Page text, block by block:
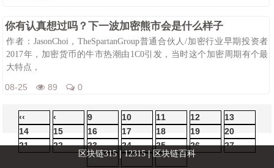
你有认真想过吗？下一波加密熊市会是什么样子
作者：JasonChoi，TheSpartanGroup普通合伙人/加密行业早期投资者
2017年，加密货币的牛市热潮由1C0引发，当时这个加密周期有个最
大特点，
08-25 89 0
‹‹ ‹ 9 10 11 12
13
14
15 16 17 18 19
20
21
22 23 24 25 26
27
28
››
区块链315|12315| 区块链百科